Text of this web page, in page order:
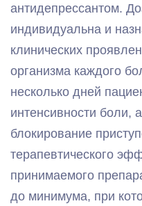
антидепрессантом.
индивидуальна и
клинических
организма каждого
несколько дней
интенсивности боли,
блокирование
терапевтического
принимаемого
до минимума, при